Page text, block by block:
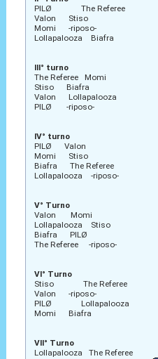
PILØ The Referee
Valon Stiso
Momi -riposo-
Lollapalooza Biafra
III° turno
The Referee Momi
Stiso Biafra
Valon Lollapalooza
PILØ -riposo-
IV° turno
PILØ Valon
Momi Stiso
Biafra The Referee
Lollapalooza -riposo-
V° Turno
Valon Momi
Lollapalooza Stiso
Biafra PILØ
The Referee -riposo-
VI° Turno
Stiso The Referee
Valon -riposo-
PILØ Lollapalooza
Momi Biafra
VII° Turno
Lollapalooza The Referee